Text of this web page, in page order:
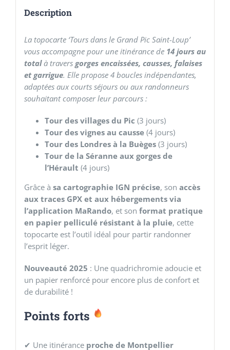
Description
La topocarte ‘Tours dans le Grand Pic Saint-Loup’
vous accompagne pour une itinérance de 14 jours au
totalà travers gorges encaissées, causses, falaises
et garrigue. Elle propose 4 boucles indépendantes,
adaptées aux courts séjours ou aux randonneurs
souhaitant composer leur parcours :
Tour des villages du Pic (3 jours)
Tour des vignes au causse(4 jours)
Tour des Londres à la Buèges(3 jours)
Tour de la Séranne aux gorges de
l’Hérault (4 jours)
Grâce à sa cartographie IGN précise, son accès
aux traces GPX et aux hébergements via
l’application MaRando, et son format pratique
en papier pelliculé résistant à la pluie, cette
topocarte est l’outil idéal pour partir randonner
l’esprit léger.
Nouveauté 2025 : Une quadrichromie adoucie et
un papier renforcé pour encore plus de confort et
de durabilité !
Points forts
✔ Une itinérance proche de Montpellier